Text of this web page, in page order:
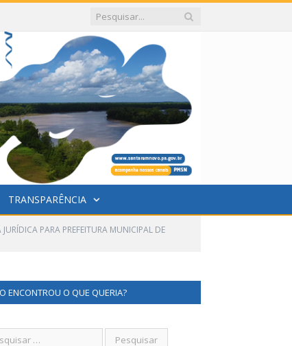
TRANSPARÊNCIA
PARA PREFEITURA MUNICIPAL DE
ENCONTROU O QUE QUERIA?